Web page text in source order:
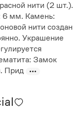
нити (2 шт.).
6 мм. Камень:
нити создан
Украшение
Замок
Прид